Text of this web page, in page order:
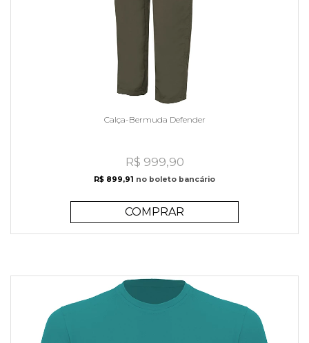
Calça-Bermuda Defender
R$ 999,90
R$ 899,91 no boleto bancário
COMPRAR